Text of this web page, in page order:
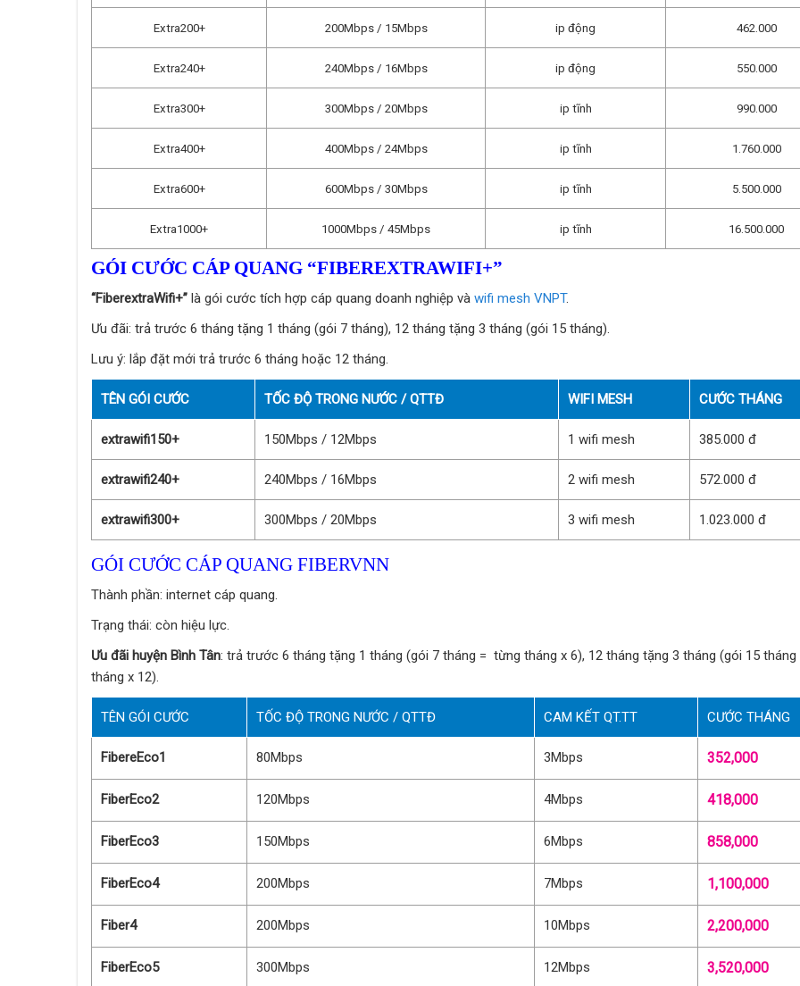
Extra200+ 200Mbps / 15Mbps ip động 462.000
Extra240+ 240Mbps / 16Mbps ip động 550.000
Extra300+ 300Mbps / 20Mbps ip tĩnh 990.000
Extra400+ 400Mbps / 24Mbps ip tĩnh 1.760.000
Extra600+ 600Mbps / 30Mbps ip tĩnh 5.500.000
Extra1000+ 1000Mbps / 45Mbps ip tĩnh 16.500.000
GÓI CƯỚC CÁP QUANG “FIBEREXTRAWIFI+”
“FiberextraWifi+” là gói cước tích hợp cáp quang doanh nghiệp và wifi mesh VNPT.
Ưu đãi: trả trước 6 tháng tặng 1 tháng (gói 7 tháng), 12 tháng tặng 3 tháng (gói 15 tháng).
Lưu ý: lắp đặt mới trả trước 6 tháng hoặc 12 tháng.
TÊN GÓI CƯỚC TỐC ĐỘ TRONG NƯỚC / QTTĐ WIFI MESH CƯỚC THÁNG
extrawifi150+ 150Mbps / 12Mbps 1 wifi mesh 385.000 đ
extrawifi240+ 240Mbps / 16Mbps 2 wifi mesh 572.000 đ
extrawifi300+ 300Mbps / 20Mbps 3 wifi mesh 1.023.000 đ
GÓI CƯỚC CÁP QUANG FIBERVNN
Thành phần: internet cáp quang.
Trạng thái: còn hiệu lực.
Ưu đãi huyện Bình Tân: trả trước 6 tháng tặng 1 tháng (gói 7 tháng = từng tháng x 6), 12 tháng tặng 3 tháng (gói 15
tháng x 12).
TÊN GÓI CƯỚC TỐC ĐỘ TRONG NƯỚC / QTTĐ CAM KẾT QT.TT CƯỚC THÁNG
FibereEco1 80Mbps 3Mbps 352,000
FiberEco2 120Mbps 4Mbps 418,000
FiberEco3 150Mbps 6Mbps 858,000
FiberEco4 200Mbps 7Mbps 1,100,000
Fiber4 200Mbps 10Mbps 2,200,000
FiberEco5 300Mbps 12Mbps 3,520,000